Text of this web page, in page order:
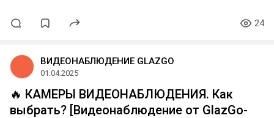
24
ВИДЕОНАБЛЮДЕНИЕ GLAZGO
01.04.2025
🔥 КАМЕРЫ ВИДЕОНАБЛЮДЕНИЯ. Как
выбрать? [Видеонаблюдение от GlazGo-